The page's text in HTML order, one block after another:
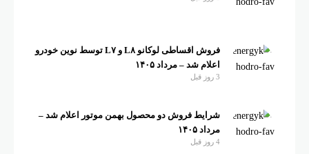
فروش اقساطی لوکانو L۸ و L۷ توسط نوین خودرو
اعلام شد – مرداد ۱۴۰۵
شرایط فروش دو محصول بهمن موتور اعلام شد –
مرداد ۱۴۰۵